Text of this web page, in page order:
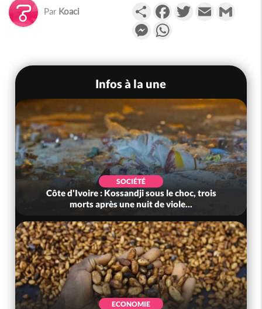
Par Koaci PartagerFacebookTwitterEmail
Messenger
Infos à la une
SOCIÉTÉ
Côte d'Ivoire : Kossandji sous le choc, trois
morts après une nuit de viole...
ECONOMIE